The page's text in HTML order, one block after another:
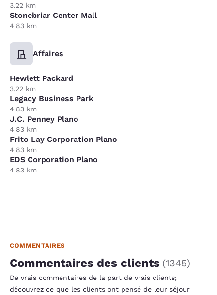
3.22 km
Stonebriar Center Mall
4.83 km
Affaires
Hewlett Packard
3.22 km
Legacy Business Park
4.83 km
J.C. Penney Plano
4.83 km
Frito Lay Corporation Plano
4.83 km
EDS Corporation Plano
4.83 km
COMMENTAIRES
Commentaires des clients (1345)
De vrais commentaires de la part de vrais clients;
découvrez ce que les clients ont pensé de leur séjour